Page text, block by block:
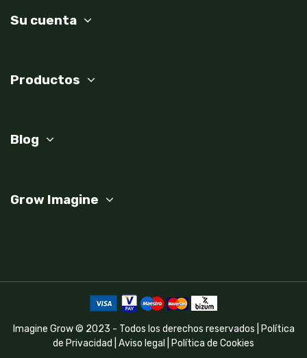
Su cuenta
Productos
Blog
Grow Imagine
Imagine Grow © 2023 - Todos los derechos reservados | Política
de Privacidad Aviso legal Política de Cookies